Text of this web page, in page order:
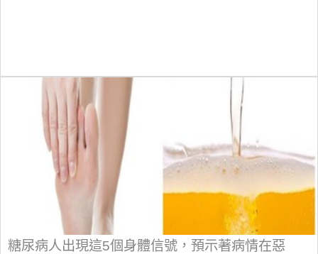
糖尿病人出現這5個身體信號，預示著病情在惡